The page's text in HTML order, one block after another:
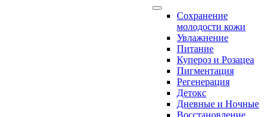
Сохранение
молодости кожи
Увлажнение
Питание
Купероз и Розацеа
Пигментация
Регенерация
Детокс
Дневные и Ночные